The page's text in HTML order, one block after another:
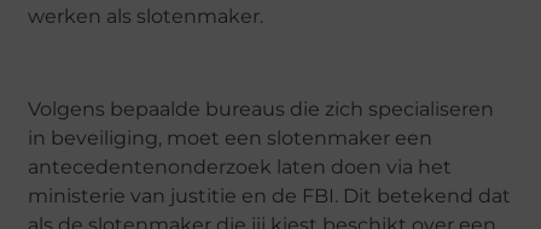
werken als slotenmaker.
Volgens bepaalde bureaus die zich specialiseren
in beveiliging, moet een slotenmaker een
antecedentenonderzoek laten doen via het
ministerie van justitie en de FBI. Dit betekend dat
als de slotenmaker die jij kiest beschikt over een